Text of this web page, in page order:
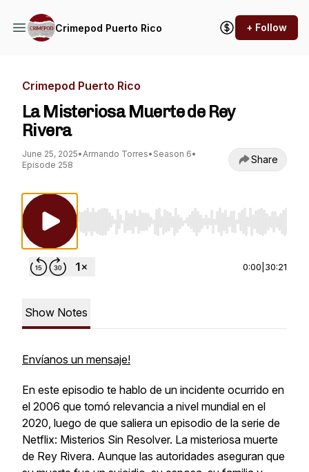
Crimepod Puerto Rico + Follow
Crimepod Puerto Rico
La Misteriosa Muerte de Rey
Rivera
June 25, 2025•Armando Torres• Season 6•
Episode 258
Share
Use Left/Right to seek, Home/End to jump to
0:00 30:21
Show Notes
Envíanos un mensaje!
En este episodio te hablo de un incidente ocurrido en
el 2006 que tomó relevancia a nivel mundial en el
2020, luego de que saliera un episodio de la serie de
Netflix: Misterios Sin Resolver. La misteriosa muerte
de Rey Rivera. Aunque las autoridades aseguran que